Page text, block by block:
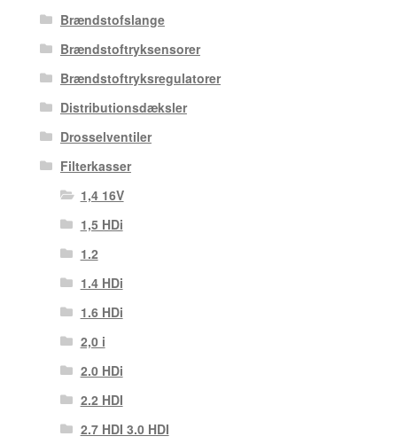
Brændstofslange
Brændstoftryksensorer
Brændstoftryksregulatorer
Distributionsdæksler
Drosselventiler
Filterkasser
1,4 16V
1,5 HDi
1.2
1.4 HDi
1.6 HDi
2,0 i
2.0 HDi
2.2 HDI
2.7 HDI 3.0 HDI